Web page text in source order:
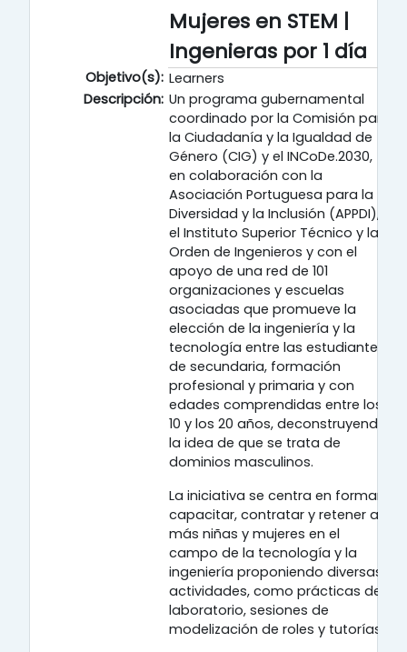
Mujeres en STEM |
Ingenieras por 1 día
Objetivo(s): Learners
Descripción: Un programa gubernamental
coordinado por la Comisión para
la Ciudadanía y la Igualdad de
Género (CIG) y el INCoDe.2030,
en colaboración con la
Asociación Portuguesa para la
Diversidad y la Inclusión (APPDI),
el Instituto Superior Técnico y la
Orden de Ingenieros y con el
apoyo de una red de 101
organizaciones y escuelas
asociadas que promueve la
elección de la ingeniería y la
tecnología entre las estudiantes
de secundaria, formación
profesional y primaria y con
edades comprendidas entre los
10 y los 20 años, deconstruyendo
la idea de que se trata de
dominios masculinos.
La iniciativa se centra en formar,
capacitar, contratar y retener a
más niñas y mujeres en el
campo de la tecnología y la
ingeniería proponiendo diversas
actividades, como prácticas de
laboratorio, sesiones de
modelización de roles y tutorías.